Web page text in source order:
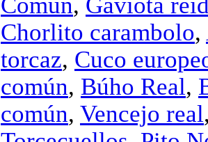
Chorlito carambolo,
torcaz, Cuco
común, Búho Real,
común, Vencejo real